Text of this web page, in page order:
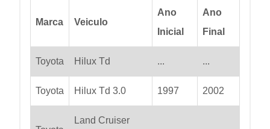
Marca Veiculo
Ano
Inicial
Ano
Final
Toyota Hilux Td ... ...
Toyota Hilux Td 3.0 1997 2002
Land Cruiser